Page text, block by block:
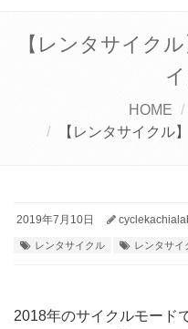
【レンタサイク
HOME
【レンタサイクル
2019年7月10日
レンタサイクル レンタサイ
2018年のサイクルモード